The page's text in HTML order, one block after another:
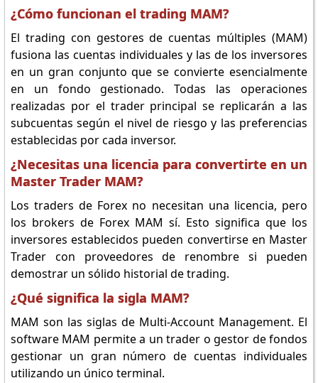
¿Cómo funcionan el trading MAM?
El trading con gestores de cuentas múltiples (MAM)
fusiona las cuentas individuales y las de los inversores
en un gran conjunto que se convierte esencialmente
en un fondo gestionado. Todas las operaciones
realizadas por el trader principal se replicarán a las
subcuentas según el nivel de riesgo y las preferencias
establecidas por cada inversor.
¿Necesitas una licencia para convertirte en un
Master Trader MAM?
Los traders de Forex no necesitan una licencia, pero
los brokers de Forex MAM sí. Esto significa que los
inversores establecidos pueden convertirse en Master
Trader con proveedores de renombre si pueden
demostrar un sólido historial de trading.
¿Qué significa la sigla MAM?
MAM son las siglas de Multi-Account Management. El
software MAM permite a un trader o gestor de fondos
gestionar un gran número de cuentas individuales
utilizando un único terminal.